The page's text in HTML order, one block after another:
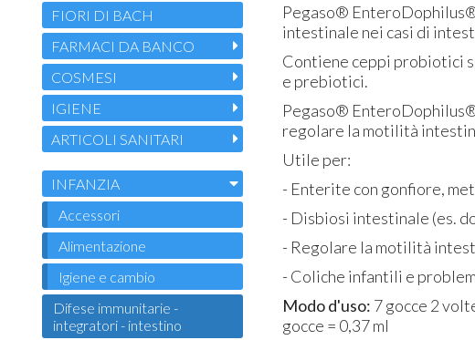
Pegaso®
intestinale nei casi di
Contiene ceppi probiotici
e prebiotici.
Pegaso®
regolare la motilità
Utile per:
- Enterite con gonfiore,
- Disbiosi intestinale (es.
- Regolare la motilità
- Coliche infantili e
Modo d'uso: 7 gocce 2
gocce = 0,37 ml
FIORI DI BACH
FARMACI DA BANCO
COSMESI
IGIENE
ARTICOLI SANITARI
INFANZIA
Accessori
Alimentazione
Igiene e cambio
Difese immunitarie -
integratori - intestino